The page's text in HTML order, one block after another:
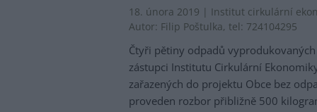
18. února 2019 | Institut cirkulární
Autor: Filip Poštulka, tel: 724104295
Čtyři pětiny odpadů
zástupci Institutu Cirkulární
zařazených do projektu Obce bez
proveden rozbor přibližně 500